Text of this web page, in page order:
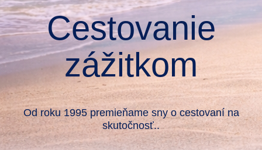
Cestovanie
zážitkom
Od roku 1995 premieňame sny o cestovaní na
skutočnosť..